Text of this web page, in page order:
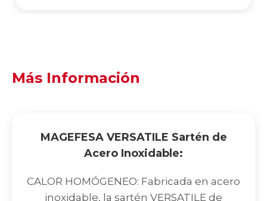
Más Información
MAGEFESA VERSATILE Sartén de
Acero Inoxidable:
CALOR HOMÓGENEO: Fabricada en acero
inoxidable, la sartén VERSATILE de